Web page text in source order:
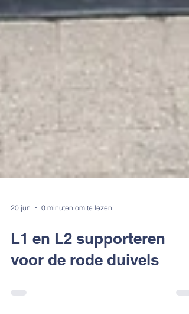
20 jun 0 minuten om te lezen
L1 en L2 supporteren